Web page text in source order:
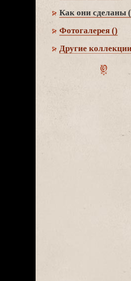
Как они сделаны
Фотогалерея ()
Другие